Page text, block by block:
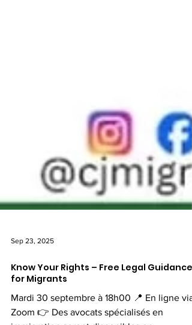
Sep 23, 2025
Know Your Rights – Free Legal Guidance
for Migrants